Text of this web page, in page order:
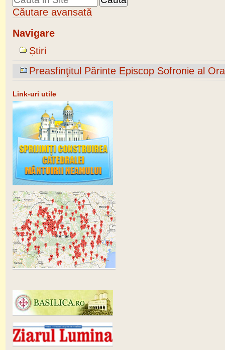
Căutare avansată
Navigare
Știri
Preasfinţitul Părinte Episcop Sofronie al
Link-uri utile